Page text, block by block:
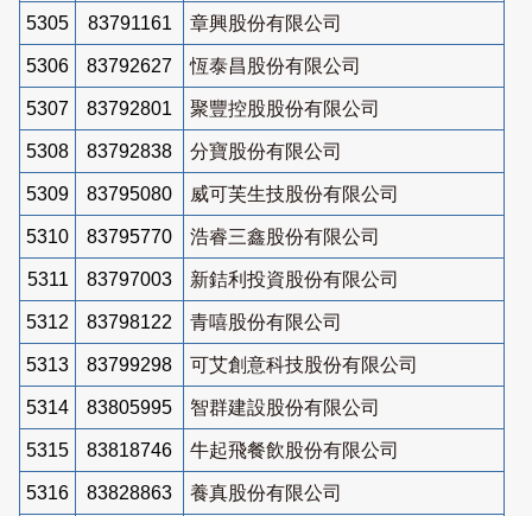
5305 83791161 章興股份有限公司
5306 83792627 恆泰昌股份有限公司
5307 83792801 聚豐控股股份有限公司
5308 83792838 分寶股份有限公司
5309 83795080 威可芙生技股份有限公司
5310 83795770 浩睿三鑫股份有限公司
5311 83797003 新銡利投資股份有限公司
5312 83798122 青嘻股份有限公司
5313 83799298 可艾創意科技股份有限公司
5314 83805995 智群建設股份有限公司
5315 83818746 牛起飛餐飲股份有限公司
5316 83828863 養真股份有限公司